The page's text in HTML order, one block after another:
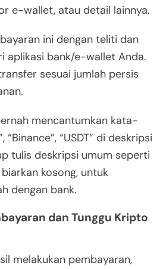
e-wallet, atau detail lainnya.
ini dengan teliti dan
aplikasi bank/e-wallet Anda.
sesuai jumlah persis
mencantumkan kata-
“USDT” di deskripsi
tulis deskripsi umum seperti
kosong, untuk
dengan bank.
dan Tunggu Kripto
melakukan pembayaran,